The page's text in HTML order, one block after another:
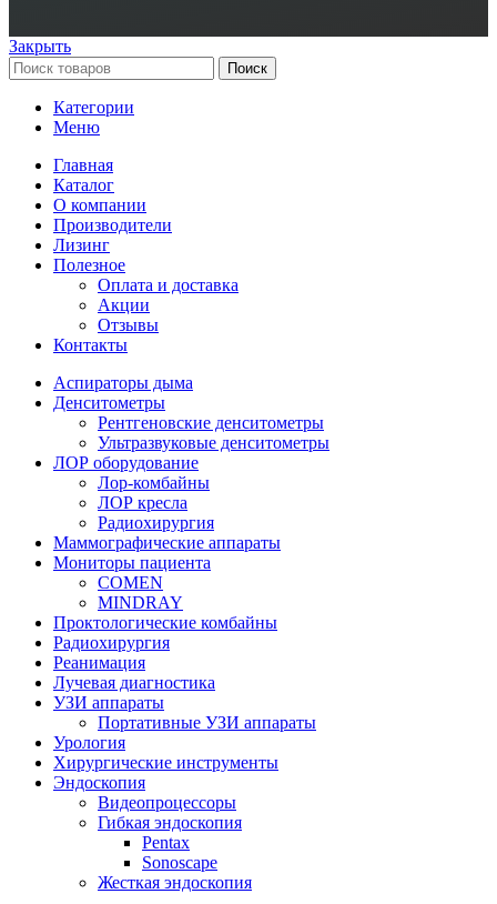
Закрыть
Поиск
Категории
Меню
Главная
Каталог
О компании
Производители
Лизинг
Полезное
Оплата и доставка
Акции
Отзывы
Контакты
Аспираторы дыма
Денситометры
Рентгеновские денситометры
Ультразвуковые денситометры
ЛОР оборудование
Лор-комбайны
ЛОР кресла
Радиохирургия
Маммографические аппараты
Мониторы пациента
COMEN
MINDRAY
Проктологические комбайны
Радиохирургия
Реанимация
Лучевая диагностика
УЗИ аппараты
Портативные УЗИ аппараты
Урология
Хирургические инструменты
Эндоскопия
Видеопроцессоры
Гибкая эндоскопия
Pentax
Sonoscape
Жесткая эндоскопия